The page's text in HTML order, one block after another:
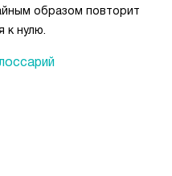
образом повторит
к нулю.